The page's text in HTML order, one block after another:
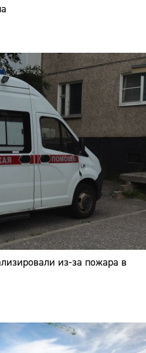
из-за пожара в